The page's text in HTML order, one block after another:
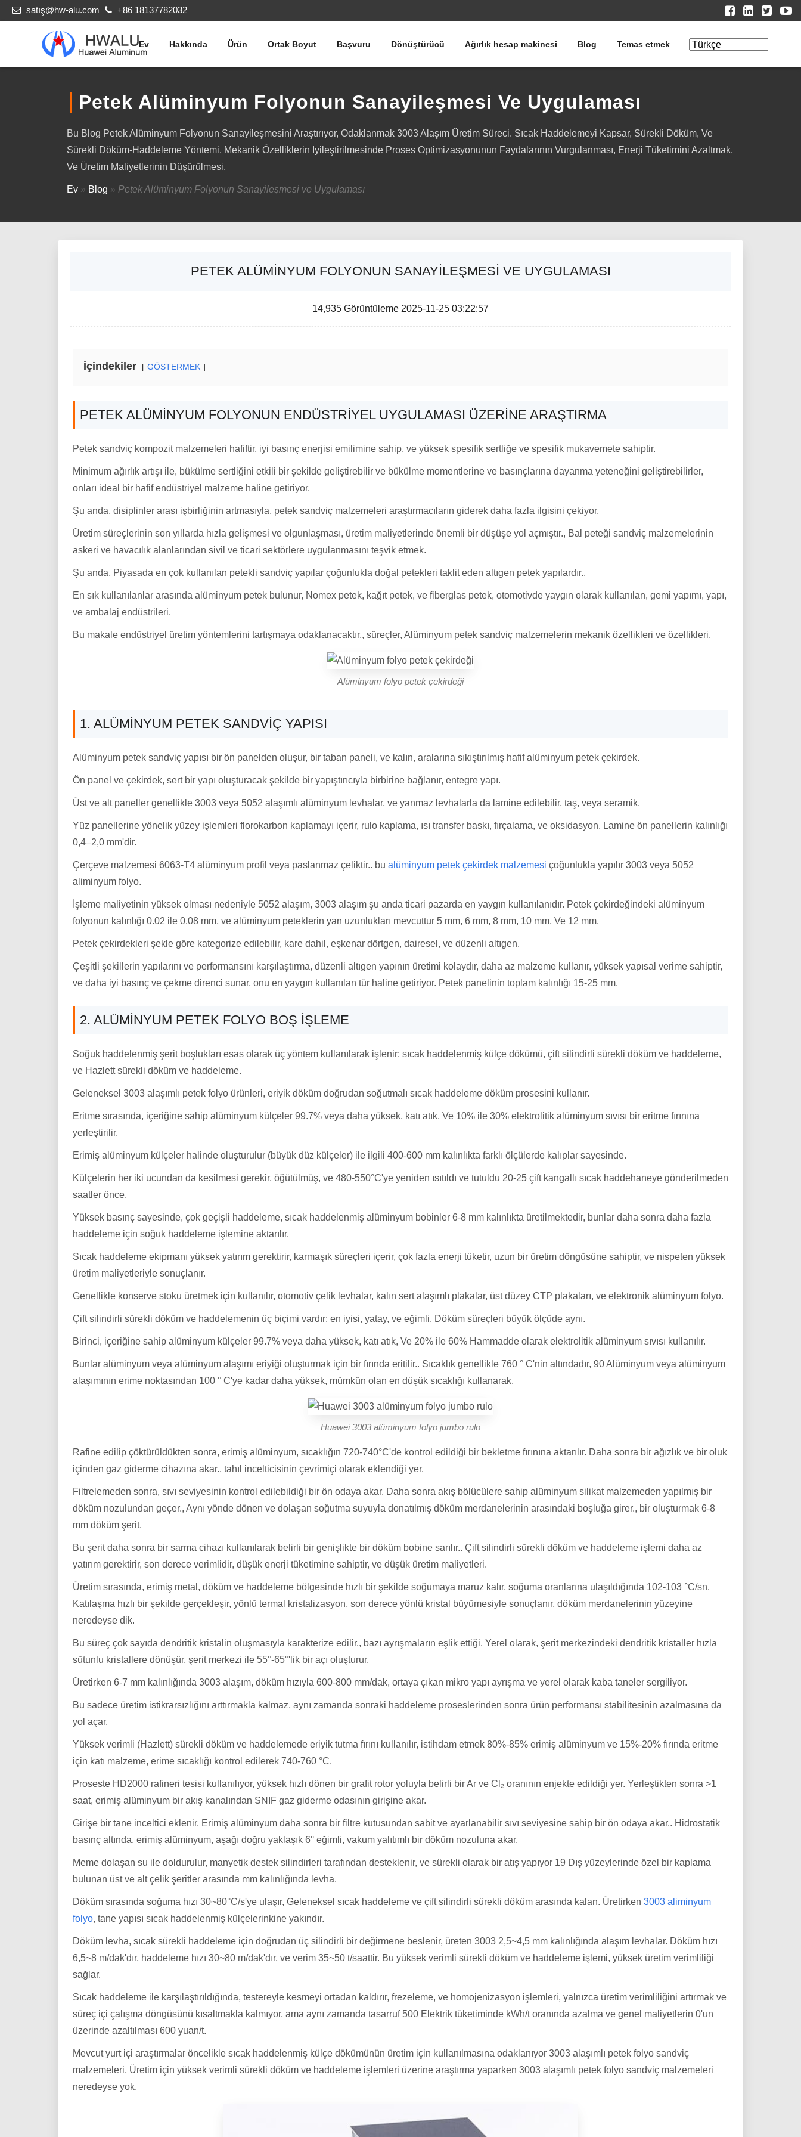
satış@hw-alu.com +86 18137782032
Ev Hakkında Ürün Ortak Boyut Başvuru Dönüştürücü Ağırlık hesap makinesi Blog Temas etmek
Petek Alüminyum Folyonun Sanayileşmesi Ve Uygulaması
Bu Blog Petek Alüminyum Folyonun Sanayileşmesini Araştırıyor, Odaklanmak 3003 Alaşım Üretim Süreci. Sıcak Haddelemeyi Kapsar, Sürekli Döküm, Ve
Sürekli Döküm-Haddeleme Yöntemi, Mekanik Özelliklerin Iyileştirilmesinde Proses Optimizasyonunun Faydalarının Vurgulanması, Enerji Tüketimini Azaltmak,
Ve Üretim Maliyetlerinin Düşürülmesi.
Ev » Blog » Petek Alüminyum Folyonun Sanayileşmesi ve Uygulaması
PETEK ALÜMINYUM FOLYONUN SANAYILEŞMESI VE UYGULAMASI
14,935 Görüntüleme 2025-11-25 03:22:57
İçindekiler GÖSTERMEK
PETEK ALÜMINYUM FOLYONUN ENDÜSTRIYEL UYGULAMASI ÜZERINE ARAŞTIRMA
Petek sandviç kompozit malzemeleri hafiftir, iyi basınç enerjisi emilimine sahip, ve yüksek spesifik sertliğe ve spesifik mukavemete sahiptir.
Minimum ağırlık artışı ile, bükülme sertliğini etkili bir şekilde geliştirebilir ve bükülme momentlerine ve basınçlarına dayanma yeteneğini geliştirebilirler,
onları ideal bir hafif endüstriyel malzeme haline getiriyor.
Şu anda, disiplinler arası işbirliğinin artmasıyla, petek sandviç malzemeleri araştırmacıların giderek daha fazla ilgisini çekiyor.
Üretim süreçlerinin son yıllarda hızla gelişmesi ve olgunlaşması, üretim maliyetlerinde önemli bir düşüşe yol açmıştır., Bal peteği sandviç malzemelerinin
askeri ve havacılık alanlarından sivil ve ticari sektörlere uygulanmasını teşvik etmek.
Şu anda, Piyasada en çok kullanılan petekli sandviç yapılar çoğunlukla doğal petekleri taklit eden altıgen petek yapılardır..
En sık kullanılanlar arasında alüminyum petek bulunur, Nomex petek, kağıt petek, ve fiberglas petek, otomotivde yaygın olarak kullanılan, gemi yapımı, yapı,
ve ambalaj endüstrileri.
Bu makale endüstriyel üretim yöntemlerini tartışmaya odaklanacaktır., süreçler, Alüminyum petek sandviç malzemelerin mekanik özellikleri ve özellikleri.
Alüminyum folyo petek çekirdeği
1. ALÜMINYUM PETEK SANDVIÇ YAPISI
Alüminyum petek sandviç yapısı bir ön panelden oluşur, bir taban paneli, ve kalın, aralarına sıkıştırılmış hafif alüminyum petek çekirdek.
Ön panel ve çekirdek, sert bir yapı oluşturacak şekilde bir yapıştırıcıyla birbirine bağlanır, entegre yapı.
Üst ve alt paneller genellikle 3003 veya 5052 alaşımlı alüminyum levhalar, ve yanmaz levhalarla da lamine edilebilir, taş, veya seramik.
Yüz panellerine yönelik yüzey işlemleri florokarbon kaplamayı içerir, rulo kaplama, ısı transfer baskı, fırçalama, ve oksidasyon. Lamine ön panellerin kalınlığı
0,4–2,0 mm'dir.
Çerçeve malzemesi 6063-T4 alüminyum profil veya paslanmaz çeliktir.. bu alüminyum petek çekirdek malzemesi çoğunlukla yapılır 3003 veya 5052
aliminyum folyo.
İşleme maliyetinin yüksek olması nedeniyle 5052 alaşım, 3003 alaşım şu anda ticari pazarda en yaygın kullanılanıdır. Petek çekirdeğindeki alüminyum
folyonun kalınlığı 0.02 ile 0.08 mm, ve alüminyum peteklerin yan uzunlukları mevcuttur 5 mm, 6 mm, 8 mm, 10 mm, Ve 12 mm.
Petek çekirdekleri şekle göre kategorize edilebilir, kare dahil, eşkenar dörtgen, dairesel, ve düzenli altıgen.
Çeşitli şekillerin yapılarını ve performansını karşılaştırma, düzenli altıgen yapının üretimi kolaydır, daha az malzeme kullanır, yüksek yapısal verime sahiptir,
ve daha iyi basınç ve çekme direnci sunar, onu en yaygın kullanılan tür haline getiriyor. Petek panelinin toplam kalınlığı 15-25 mm.
2. ALÜMINYUM PETEK FOLYO BOŞ İŞLEME
Soğuk haddelenmiş şerit boşlukları esas olarak üç yöntem kullanılarak işlenir: sıcak haddelenmiş külçe dökümü, çift ​​silindirli sürekli döküm ve haddeleme,
ve Hazlett sürekli döküm ve haddeleme.
Geleneksel 3003 alaşımlı petek folyo ürünleri, eriyik döküm doğrudan soğutmalı sıcak haddeleme döküm prosesini kullanır.
Eritme sırasında, içeriğine sahip alüminyum külçeler 99.7% veya daha yüksek, katı atık, Ve 10% ile 30% elektrolitik alüminyum sıvısı bir eritme fırınına
yerleştirilir.
Erimiş alüminyum külçeler halinde oluşturulur (büyük düz külçeler) ile ilgili 400-600 mm kalınlıkta farklı ölçülerde kalıplar sayesinde.
Külçelerin her iki ucundan da kesilmesi gerekir, öğütülmüş, ve 480-550°C'ye yeniden ısıtıldı ve tutuldu 20-25 çift ​​kangallı sıcak haddehaneye gönderilmeden
saatler önce.
Yüksek basınç sayesinde, çok geçişli haddeleme, sıcak haddelenmiş alüminyum bobinler 6-8 mm kalınlıkta üretilmektedir, bunlar daha sonra daha fazla
haddeleme için soğuk haddeleme işlemine aktarılır.
Sıcak haddeleme ekipmanı yüksek yatırım gerektirir, karmaşık süreçleri içerir, çok fazla enerji tüketir, uzun bir üretim döngüsüne sahiptir, ve nispeten yüksek
üretim maliyetleriyle sonuçlanır.
Genellikle konserve stoku üretmek için kullanılır, otomotiv çelik levhalar, kalın sert alaşımlı plakalar, üst düzey CTP plakaları, ve elektronik alüminyum folyo.
Çift silindirli sürekli döküm ve haddelemenin üç biçimi vardır: en iyisi, yatay, ve eğimli. Döküm süreçleri büyük ölçüde aynı.
Birinci, içeriğine sahip alüminyum külçeler 99.7% veya daha yüksek, katı atık, Ve 20% ile 60% Hammadde olarak elektrolitik alüminyum sıvısı kullanılır.
Bunlar alüminyum veya alüminyum alaşımı eriyiği oluşturmak için bir fırında eritilir.. Sıcaklık genellikle 760 ° C'nin altındadır, 90 Alüminyum veya alüminyum
alaşımının erime noktasından 100 ° C'ye kadar daha yüksek, mümkün olan en düşük sıcaklığı kullanarak.
Huawei 3003 alüminyum folyo jumbo rulo
Rafine edilip çöktürüldükten sonra, erimiş alüminyum, sıcaklığın 720-740°C'de kontrol edildiği bir bekletme fırınına aktarılır. Daha sonra bir ağızlık ve bir oluk
içinden gaz giderme cihazına akar., tahıl incelticisinin çevrimiçi olarak eklendiği yer.
Filtrelemeden sonra, sıvı seviyesinin kontrol edilebildiği bir ön odaya akar. Daha sonra akış bölücülere sahip alüminyum silikat malzemeden yapılmış bir
döküm nozulundan geçer., Aynı yönde dönen ve dolaşan soğutma suyuyla donatılmış döküm merdanelerinin arasındaki boşluğa girer., bir oluşturmak 6-8
mm döküm şerit.
Bu şerit daha sonra bir sarma cihazı kullanılarak belirli bir genişlikte bir döküm bobine sarılır.. Çift silindirli sürekli döküm ve haddeleme işlemi daha az
yatırım gerektirir, son derece verimlidir, düşük enerji tüketimine sahiptir, ve düşük üretim maliyetleri.
Üretim sırasında, erimiş metal, döküm ve haddeleme bölgesinde hızlı bir şekilde soğumaya maruz kalır, soğuma oranlarına ulaşıldığında 102-103 °C/sn.
Katılaşma hızlı bir şekilde gerçekleşir, yönlü termal kristalizasyon, son derece yönlü kristal büyümesiyle sonuçlanır, döküm merdanelerinin yüzeyine
neredeyse dik.
Bu süreç çok sayıda dendritik kristalin oluşmasıyla karakterize edilir., bazı ayrışmaların eşlik ettiği. Yerel olarak, şerit merkezindeki dendritik kristaller hızla
sütunlu kristallere dönüşür, şerit merkezi ile 55°-65°'lik bir açı oluşturur.
Üretirken 6-7 mm kalınlığında 3003 alaşım, döküm hızıyla 600-800 mm/dak, ortaya çıkan mikro yapı ayrışma ve yerel olarak kaba taneler sergiliyor.
Bu sadece üretim istikrarsızlığını arttırmakla kalmaz, aynı zamanda sonraki haddeleme proseslerinden sonra ürün performansı stabilitesinin azalmasına da
yol açar.
Yüksek verimli (Hazlett) sürekli döküm ve haddelemede eriyik tutma fırını kullanılır, istihdam etmek 80%-85% erimiş alüminyum ve 15%-20% fırında eritme
için katı malzeme, erime sıcaklığı kontrol edilerek 740-760 °C.
Proseste HD2000 rafineri tesisi kullanılıyor, yüksek hızlı dönen bir grafit rotor yoluyla belirli bir Ar ve Cl₂ oranının enjekte edildiği yer. Yerleştikten sonra >1
saat, erimiş alüminyum bir akış kanalından SNIF gaz giderme odasının girişine akar.
Girişe bir tane inceltici eklenir. Erimiş alüminyum daha sonra bir filtre kutusundan sabit ve ayarlanabilir sıvı seviyesine sahip bir ön odaya akar.. Hidrostatik
basınç altında, erimiş alüminyum, aşağı doğru yaklaşık 6° eğimli, vakum yalıtımlı bir döküm nozuluna akar.
Meme dolaşan su ile doldurulur, manyetik destek silindirleri tarafından desteklenir, ve sürekli olarak bir atış yapıyor 19 Dış yüzeylerinde özel bir kaplama
bulunan üst ve alt çelik şeritler arasında mm kalınlığında levha.
Döküm sırasında soğuma hızı 30~80°C/s'ye ulaşır, Geleneksel sıcak haddeleme ve çift silindirli sürekli döküm arasında kalan. Üretirken 3003 aliminyum
folyo, tane yapısı sıcak haddelenmiş külçelerinkine yakındır.
Döküm levha, sıcak sürekli haddeleme için doğrudan üç silindirli bir değirmene beslenir, üreten 3003 2,5~4,5 mm kalınlığında alaşım levhalar. Döküm hızı
6,5~8 m/dak'dır, haddeleme hızı 30~80 m/dak'dır, ve verim 35~50 t/saattir. Bu yüksek verimli sürekli döküm ve haddeleme işlemi, yüksek üretim verimliliği
sağlar.
Sıcak haddeleme ile karşılaştırıldığında, testereyle kesmeyi ortadan kaldırır, frezeleme, ve homojenizasyon işlemleri, yalnızca üretim verimliliğini artırmak ve
süreç içi çalışma döngüsünü kısaltmakla kalmıyor, ama aynı zamanda tasarruf 500 Elektrik tüketiminde kWh/t oranında azalma ve genel maliyetlerin 0'un
üzerinde azaltılması 600 yuan/t.
Mevcut yurt içi araştırmalar öncelikle sıcak haddelenmiş külçe dökümünün üretim için kullanılmasına odaklanıyor 3003 alaşımlı petek folyo sandviç
malzemeleri, Üretim için yüksek verimli sürekli döküm ve haddeleme işlemleri üzerine araştırma yaparken 3003 alaşımlı petek folyo sandviç malzemeleri
neredeyse yok.